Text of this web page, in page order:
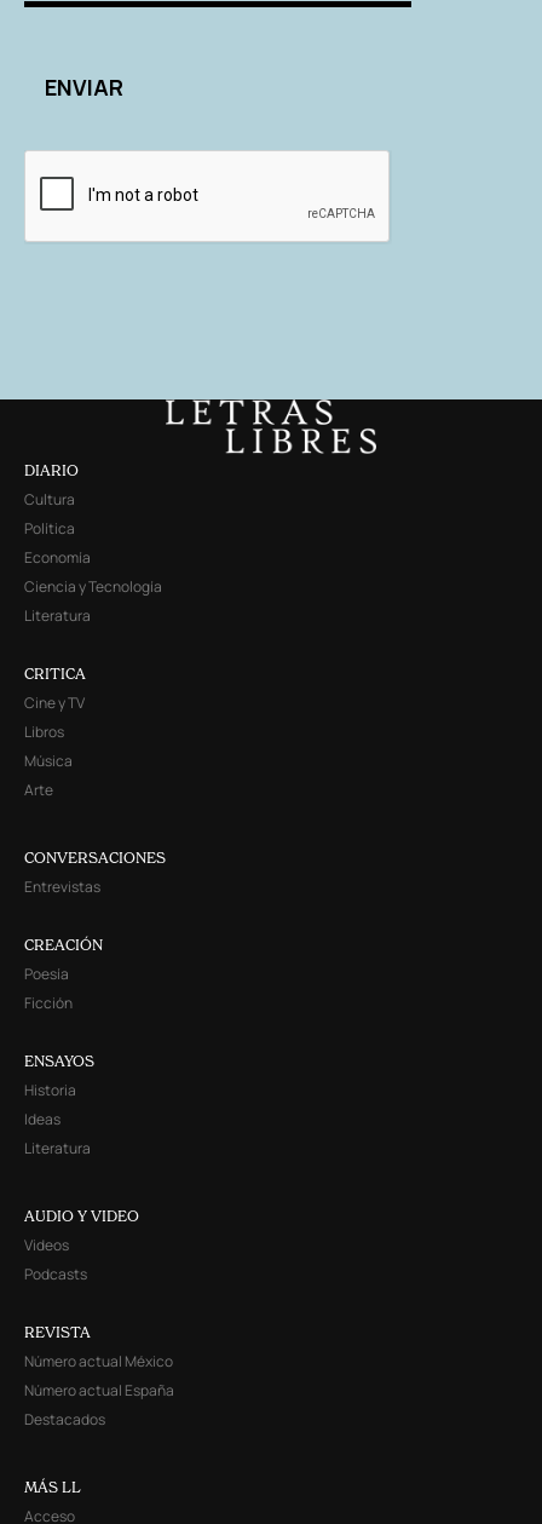
DIARIO
Cultura
Política
Economía
Ciencia y Tecnología
Literatura
CRITICA
Cine y TV
Libros
Música
Arte
CONVERSACIONES
Entrevistas
CREACIÓN
Poesía
Ficción
ENSAYOS
Historia
Ideas
Literatura
AUDIO Y VIDEO
Videos
Podcasts
REVISTA
Número actual México
Número actual España
Destacados
MÁS LL
Acceso